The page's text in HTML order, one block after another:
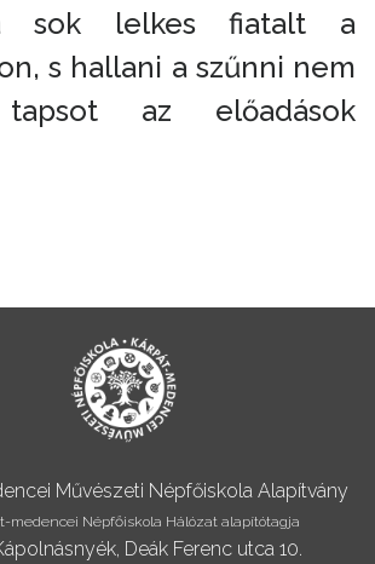
sok lelkes fiatalt a
s hallani a szűnni nem
az előadások
Művészeti Népfőiskola Alapítvány
medencei Népfőiskola Hálózat alapítótagja
Deák Ferenc utca 10.